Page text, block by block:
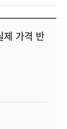
제 가격 반